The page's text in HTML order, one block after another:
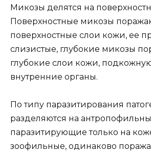
Микозы делятся на
Поверхностные микозы
поверхностные слои кожи, ее
слизистые, глубокие микозы
глубокие слои кожи,
внутренние органы.
По типу паразитирования
разделяются на
паразитирующие только на
зоофильные, одинаково